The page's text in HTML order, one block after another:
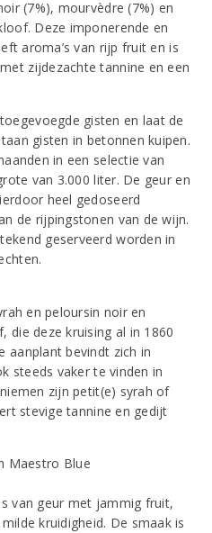
(7%), mourvèdre (7%) en
Deze imponerende en
aroma’s van rijp fruit en is
zijdezachte tannine en een
gisten en laat de
gisten in betonnen kuipen.
in een selectie van
van 3.000 liter. De geur en
heel gedoseerd
de rijpingstonen van de wijn.
geserveerd worden in
en peloursin noir en
die deze kruising al in 1860
aanplant bevindt zich in
steeds vaker te vinden in
zijn petit(e) syrah of
stevige tannine en gedijt
van geur met jammig fruit,
kruidigheid. De smaak is